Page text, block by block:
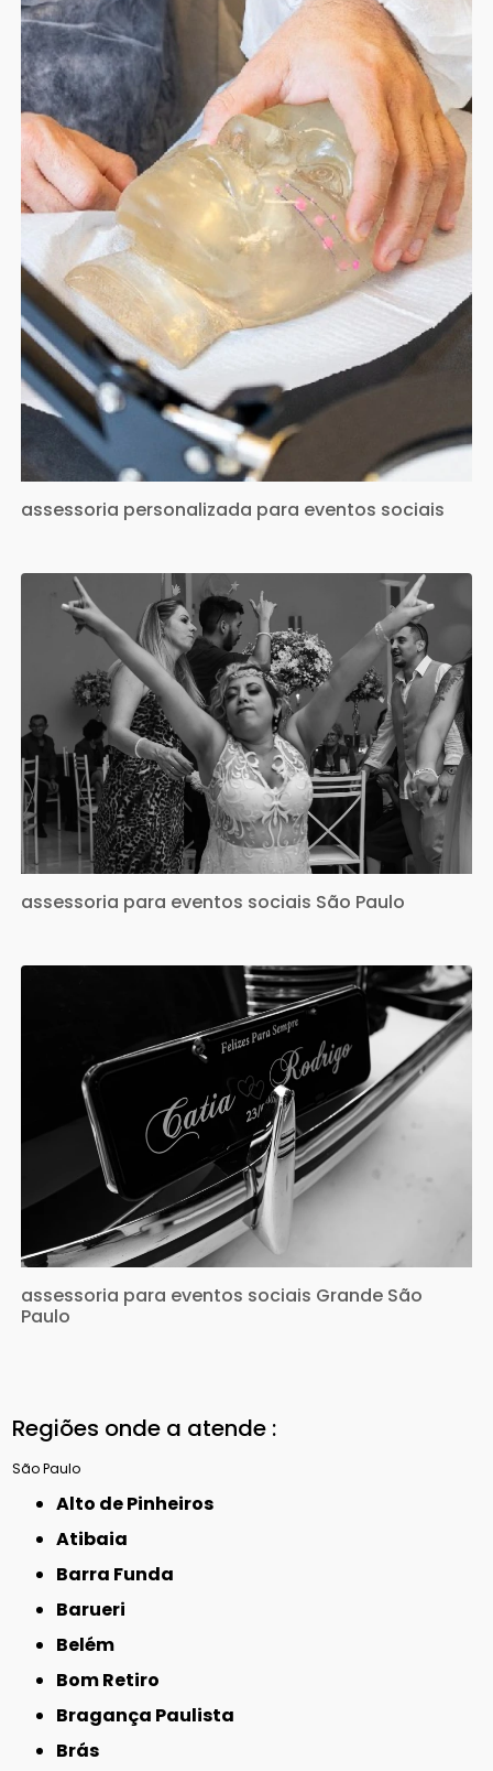
assessoria personalizada para eventos sociais
assessoria para eventos sociais São Paulo
assessoria para eventos sociais Grande São
Paulo
Regiões onde a atende :
São Paulo
Alto de Pinheiros
Atibaia
Barra Funda
Barueri
Belém
Bom Retiro
Bragança Paulista
Brás